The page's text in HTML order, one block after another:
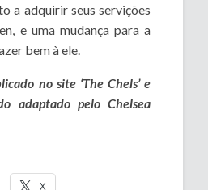
a adquirir seus servições
e uma mudança para a
bem à ele.
no site ‘The Chels’ e
adaptado pelo Chelsea
X